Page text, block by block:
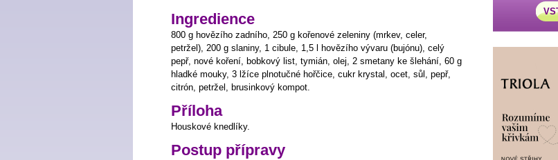
Ingredience
800 g hovězího zadního, 250 g kořenové zeleniny (mrkev, celer,
petržel), 200 g slaniny, 1 cibule, 1,5 l hovězího vývaru (bujónu), celý
pepř, nové koření, bobkový list, tymián, olej, 2 smetany ke šlehání, 60 g
hladké mouky, 3 lžíce plnotučné hořčice, cukr krystal, ocet, sůl, pepř,
citrón, petržel, brusinkový kompot.
Příloha
Houskové knedlíky.
Postup přípravy